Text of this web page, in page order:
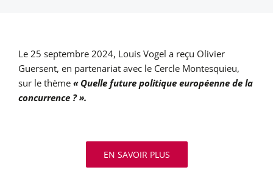
Le 25 septembre 2024, Louis Vogel a reçu Olivier
Guersent, en partenariat avec le Cercle Montesquieu,
sur le thème « Quelle future politique européenne de la
concurrence ? ».
EN SAVOIR PLUS